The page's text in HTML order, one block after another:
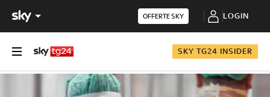
OFFERTE SKY LOGIN
SKY TG24 INSIDER